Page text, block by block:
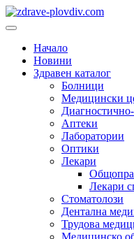
Преминете
към
Основно
Начало
Новини
Здравен каталог
Болници
Медицински
Аптеки
Лаборатории
Оптики
Лекари
Лекари
Стоматолози
Дентална
Трудова
Медицинско